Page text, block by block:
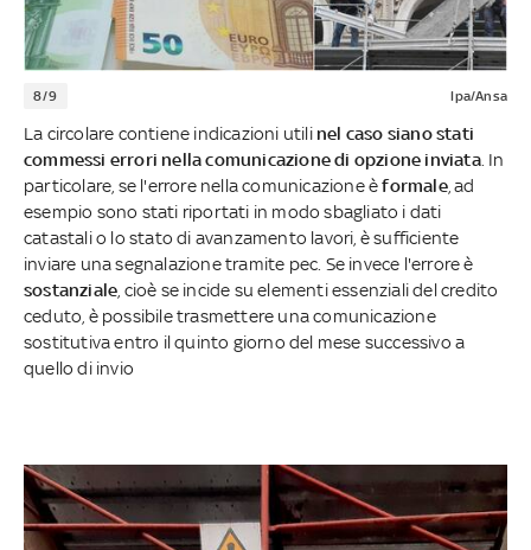
8/9 Ipa/Ansa
La circolare contiene indicazioni utili nel caso siano stati
commessi errori nella comunicazione di opzione inviata. In
particolare, se l'errore nella comunicazione èformale, ad
esempio sono stati riportati in modo sbagliato i dati
catastali o lo stato di avanzamento lavori, è sufficiente
inviare una segnalazione tramite pec. Se invece l'errore è
sostanziale, cioè se incide su elementi essenziali del credito
ceduto, è possibile trasmettere una comunicazione
sostitutiva entro il quinto giorno del mese successivo a
quello di invio